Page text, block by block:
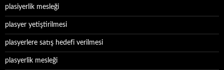
plasiyerlik mesleği
plasyer yetiştirilmesi
plasyerlere satış hedefi verilmesi
plasyerlik mesleği